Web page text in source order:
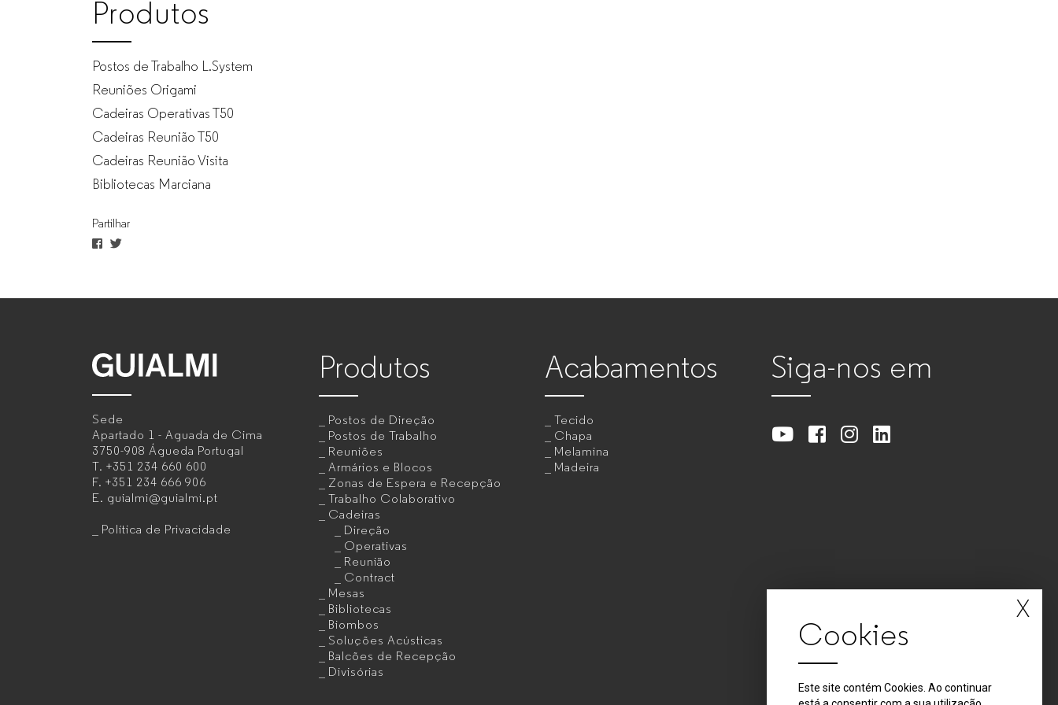
Produtos
Postos de Trabalho L.System
Reuniões Origami
Cadeiras Operativas T50
Cadeiras Reunião T50
Cadeiras Reunião Visita
Bibliotecas Marciana
Partilhar
Sede
Apartado 1 - Aguada de Cima
3750-908 Águeda Portugal
T. +351 234 660 600
F. +351 234 666 906
E. guialmi@guialmi.pt
Política de Privacidade
Produtos
Postos de Direção
Postos de Trabalho
Reuniões
Armários e Blocos
Zonas de Espera e Recepção
Trabalho Colaborativo
Cadeiras
Direção
Operativas
Reunião
Contract
Mesas
Bibliotecas
Biombos
Soluções Acústicas
Balcões de Recepção
Divisórias
Acabamentos
Tecido
Chapa
Melamina
Madeira
Siga-nos em
X
Cookies
Este site contém Cookies. Ao continuar